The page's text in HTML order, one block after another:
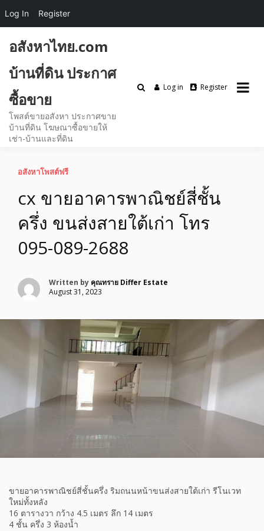
content
อสังหาไทย.com
บ้านที่ดิน ประกาศ
ซื้อขาย
โพสต์ขายอสังหา ประกาศขาย
บ้านที่ดิน โฆษณาซื้อขายให้
เช่า-บ้านและที่ดิน
Log in Register
อสังหาโพสต์ฟรี
cx ขายอาคารพาณิชย์สี่ชั้น
ครึ่ง ขนส่งสายใต้เก่า โทร
095-089-2688
Written by คุณทราย Differ Estate
August 31, 2023
ขายอาคารพาณิชย์สี่ชั้นครึ่ง ริมถนนหน้าขนส่งสายใต้เก่า รีโนเวท
ใหม่ทั้งหลัง
16 ตารางวา กว้าง 4.5 เมตร ลึก 14 เมตร
4 ชั้น ครึ่ง 3 ห้องน้ำ
Log In Register